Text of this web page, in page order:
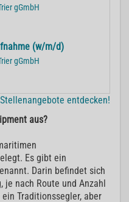
gGmbH
(w/m/d)
gGmbH
entdecken!
aus?
Es gibt ein
Darin befindet sich
nach Route und Anzahl
Traditionssegler, aber